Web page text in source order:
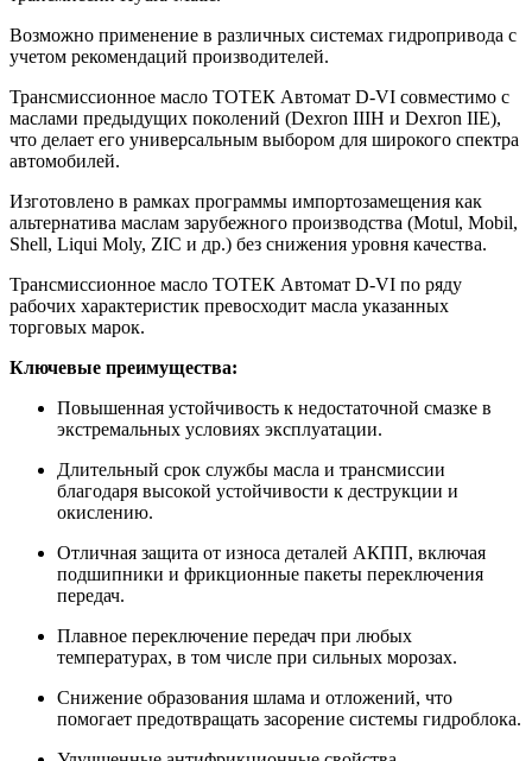
Возможно применение в различных системах гидропривода с
учетом рекомендаций производителей.
Трансмиссионное масло ТОТЕК Автомат D-VI совместимо с
маслами предыдущих поколений (Dexron IIIH и Dexron IIE),
что делает его универсальным выбором для широкого спектра
автомобилей.
Изготовлено в рамках программы импортозамещения как
альтернатива маслам зарубежного производства (Motul, Mobil,
Shell, Liqui Moly, ZIC и др.) без снижения уровня качества.
Трансмиссионное масло ТОТЕК Автомат D-VI по ряду
рабочих характеристик превосходит масла указанных
торговых марок.
Ключевые преимущества:
Повышенная устойчивость к недостаточной смазке в
экстремальных условиях эксплуатации.
Длительный срок службы масла и трансмиссии
благодаря высокой устойчивости к деструкции и
окислению.
Отличная защита от износа деталей АКПП, включая
подшипники и фрикционные пакеты переключения
передач.
Плавное переключение передач при любых
температурах, в том числе при сильных морозах.
Снижение образования шлама и отложений, что
помогает предотвращать засорение системы гидроблока.